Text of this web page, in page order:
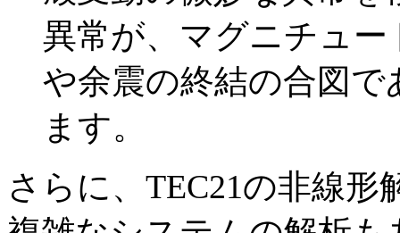
異常が、マグニチュ
や余震の終結の合図
ます。
さらに、TEC21の非線